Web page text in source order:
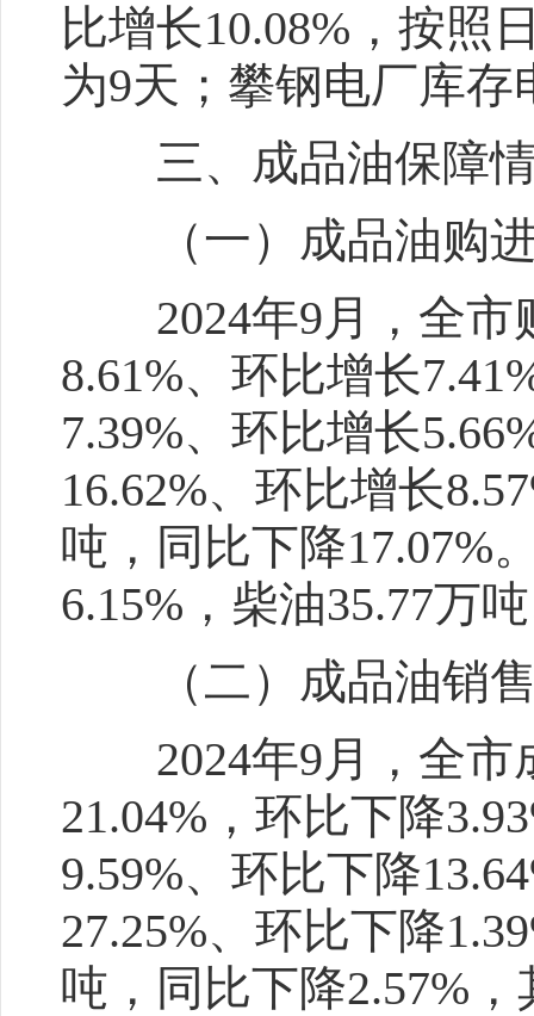
比增长10.08%，按照
为9天；攀钢电厂库存
三、成品油保障
（一）成品油购
2024年9月，全市
8.61%、环比增长
7.39%、环比增长
16.62%、环比增长
吨，同比下降17.07%
6.15%，柴油35.77万
（二）成品油销
2024年9月，全市
21.04%，环比下降
9.59%、环比下降
27.25%、环比下降
吨，同比下降2.57%